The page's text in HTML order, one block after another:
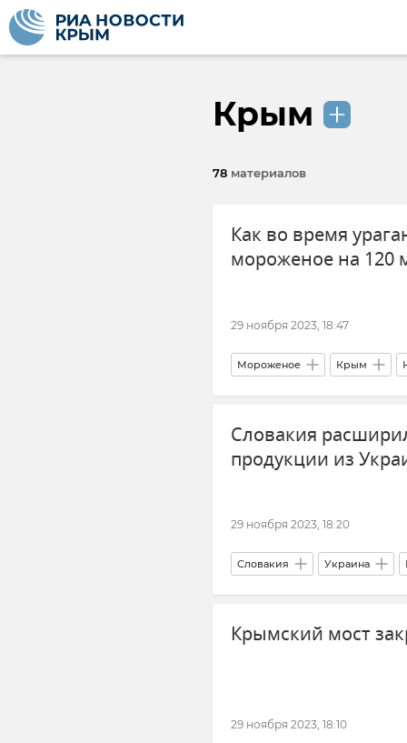
Крым
78 материалов
Как во время
мороженое на 120
29 ноября 2023, 18:47
Мороженое Крым
Ураган в Крыму и Черном море
Словакия
продукции из
29 ноября 2023, 18:20
Словакия Украина
Крымский мост
29 ноября 2023, 18:10